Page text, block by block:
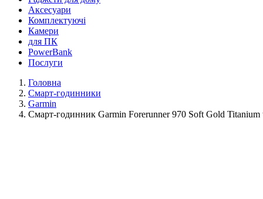
Аксесуари
Комплектуючі
Камери
для ПК
PowerBank
Послуги
Головна
Смарт-годинники
Garmin
Смарт-годинник Garmin Forerunner 970 Soft Gold